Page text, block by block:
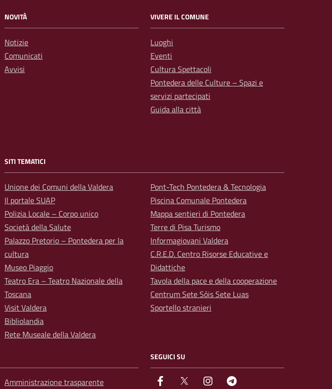
NOVITÀ
Notizie
Comunicati
Avvisi
VIVERE IL COMUNE
Luoghi
Eventi
Cultura Spettacoli
Pontedera delle Culture – Spazi e
servizi partecipati
Guida alla città
SITI TEMATICI
Unione dei Comuni della Valdera
Il portale SUAP
Polizia Locale – Corpo unico
Società della Salute
Palazzo Pretorio – Pontedera per la
cultura
Museo Piaggio
Teatro Era – Teatro Nazionale della
Toscana
Visit Valdera
Bibliolandia
Rete Museale della Valdera
Pont-Tech Pontedera & Tecnologia
Piscina Comunale Pontedera
Mappa sentieri di Pontedera
Terre di Pisa Turismo
Informagiovani Valdera
C.R.E.D. Centro Risorse Educative e
Didattiche
Tavola della pace e della cooperazione
Centrum Sete Sóis Sete Luas
Sportello stranieri
Amministrazione trasparente
SEGUICI SU
facebook Twitter instagram